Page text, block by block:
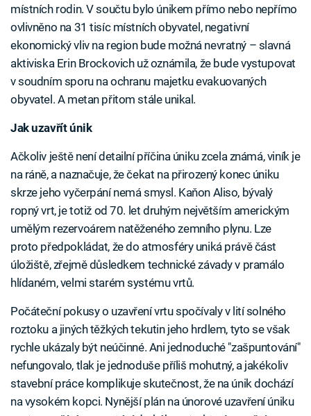
místních rodin. V součtu bylo únikem přímo nebo nepřímo
ovlivněno na 31 tisíc místních obyvatel, negativní
ekonomický vliv na region bude možná nevratný – slavná
aktiviska Erin Brockovich už oznámila, že bude vystupovat
v soudním sporu na ochranu majetku evakuovaných
obyvatel. A metan přitom stále unikal.
Jak uzavřít únik
Ačkoliv ještě není detailní příčina úniku zcela známá, viník je
na ráně, a naznačuje, že čekat na přirozený konec úniku
skrze jeho vyčerpání nemá smysl. Kaňon Aliso, bývalý
ropný vrt, je totiž od 70. let druhým největším americkým
umělým rezervoárem natěženého zemního plynu. Lze
proto předpokládat, že do atmosféry uniká právě část
úložiště, zřejmě důsledkem technické závady v pramálo
hlídaném, velmi starém systému vrtů.
Počáteční pokusy o uzavření vrtu spočívaly v lití solného
roztoku a jiných těžkých tekutin jeho hrdlem, tyto se však
rychle ukázaly být neúčinné. Ani jednoduché "zašpuntování"
nefungovalo, tlak je jednoduše příliš mohutný, a jakékoliv
stavební práce komplikuje skutečnost, že na únik dochází
na vysokém kopci. Nynější plán na únorové uzavření úniku